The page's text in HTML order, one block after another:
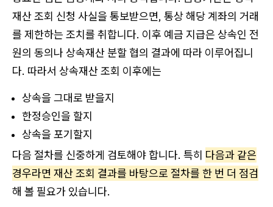
재산 조회 신청 사실을 통보받으면, 통상 해당 계좌의 거래
를 제한하는 조치를 취합니다. 이후 예금 지급은 상속인 전
원의 동의나 상속재산 분할 협의 결과에 따라 이루어집니
다. 따라서 상속재산 조회 이후에는
상속을 그대로 받을지
한정승인을 할지
상속을 포기할지
다음 절차를 신중하게 검토해야 합니다. 특히 다음과 같은
경우라면 재산 조회 결과를 바탕으로 절차를 한 번 더 점검
해 볼 필요가 있습니다.